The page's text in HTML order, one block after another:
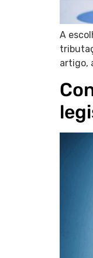
A
artigo,